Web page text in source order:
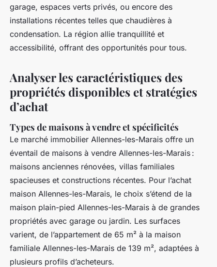
garage, espaces verts privés, ou encore des
installations récentes telles que chaudières à
condensation. La région allie tranquillité et
accessibilité, offrant des opportunités pour tous.
Analyser les caractéristiques des
propriétés disponibles et stratégies
d’achat
Types de maisons à vendre et spécificités
Le marché immobilier Allennes-les-Marais offre un
éventail de maisons à vendre Allennes-les-Marais :
maisons anciennes rénovées, villas familiales
spacieuses et constructions récentes. Pour l’achat
maison Allennes-les-Marais, le choix s’étend de la
maison plain-pied Allennes-les-Marais à de grandes
propriétés avec garage ou jardin. Les surfaces
varient, de l’appartement de 65 m² à la maison
familiale Allennes-les-Marais de 139 m², adaptées à
plusieurs profils d’acheteurs.